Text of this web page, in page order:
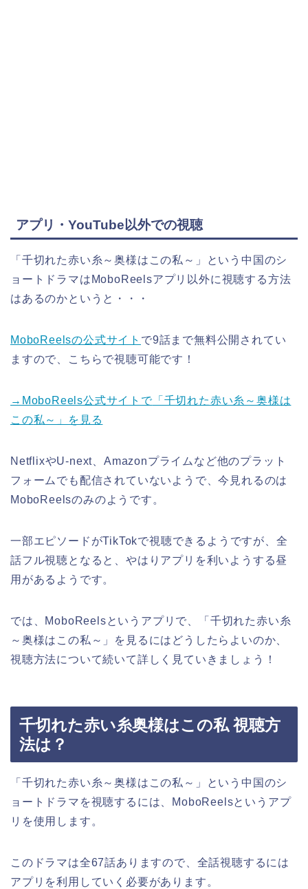
アプリ・YouTube以外での視聴
「千切れた赤い糸～奥様はこの私～」
という中国のシ
ョートドラマはMoboReelsアプリ以外に視聴する方法
はあるのかというと・・・
MoboReelsの公式サイト で9話まで無料公開されてい
ますので、こちらで視聴可能です！
→MoboReels公式サイトで「千切れた赤い糸～奥様は
この私～」 を見る
NetflixやU-next、Amazonプライムなど他のプラット
フォームでも配信されていないようで、今見れるのは
MoboReelsのみのようです。
一部エピソードがTikTokで視聴できるようですが、全
話フル視聴となると、やはりアプリを利いようする昼
用があるようです。
では、MoboReelsというアプリで、
「千切れた赤い糸
～奥様はこの私～」
を見るにはどうしたらよいのか、
視聴方法について続いて詳しく見ていきましょう！
千切れた赤い糸奥様はこの私 視聴方
法は？
「千切れた赤い糸～奥様はこの私～」
という中国のシ
ョートドラマを視聴するには、MoboReelsというアプ
リを使用します。
このドラマは全67話ありますので、全話視聴するには
アプリを利用していく必要があります。